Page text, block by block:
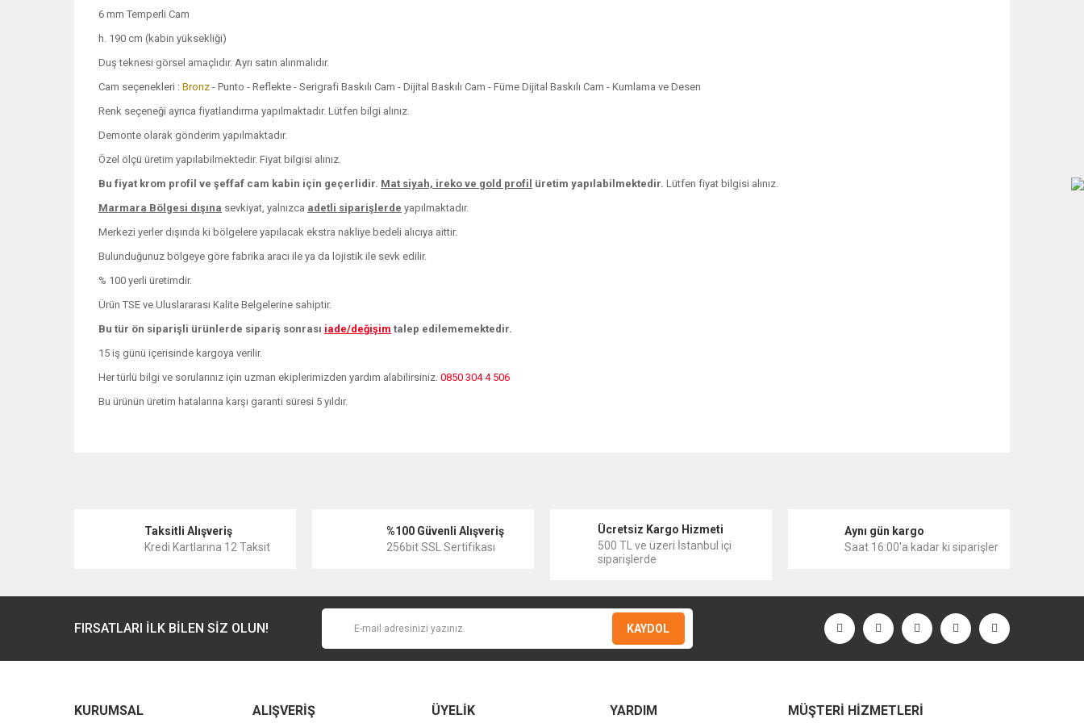
6 mm Temperli Cam
h. 190 cm (kabin yüksekliği)
Duş teknesi görsel amaçlıdır. Ayrı satın alınmalıdır.
Cam seçenekleri : Bronz - Punto - Reflekte - Serigrafi Baskılı Cam - Dijital Baskılı Cam - Füme Dijital Baskılı Cam - Kumlama ve Desen
Renk seçeneği ayrıca fiyatlandırma yapılmaktadır. Lütfen bilgi alınız.
Demonte olarak gönderim yapılmaktadır.
Özel ölçü üretim yapılabilmektedir. Fiyat bilgisi alınız.
Bu fiyat krom profil ve şeffaf cam kabin için geçerlidir. Mat siyah, ireko ve gold profil üretim yapılabilmektedir. Lütfen fiyat bilgisi alınız.
Marmara Bölgesi dışına sevkiyat, yalnızca adetli siparişlerde yapılmaktadır.
Merkezi yerler dışında ki bölgelere yapılacak ekstra nakliye bedeli alıcıya aittir.
Bulunduğunuz bölgeye göre fabrika aracı ile ya da lojistik ile sevk edilir.
% 100 yerli üretimdir.
Ürün TSE ve Uluslararası Kalite Belgelerine sahiptir.
Bu tür ön siparişli ürünlerde sipariş sonrası iade/değişim talep edilememektedir.
15 iş günü içerisinde kargoya verilir.
Her türlü bilgi ve sorularınız için uzman ekiplerimizden yardım alabilirsiniz. 0850 304 4 506
Bu ürünün üretim hatalarına karşı garanti süresi 5 yıldır.
Ürün resmi kalitesiz, bozuk veya görüntülenemiyor.
Ürün fiyatı diğer sitelerden daha pahalı.
Taksitli Alışveriş
Kredi Kartlarına 12 Taksit
%100 Güvenli Alışveriş
256bit SSL Sertifikası
Ücretsiz Kargo Hizmeti
500 TL ve üzeri İstanbul içi
siparişlerde
Aynı gün kargo
Saat 16:00'a kadar ki siparişler
FIRSATLARI İLK BİLEN SİZ OLUN! KAYDOL
KURUMSAL ALIŞVERİŞ ÜYELİK YARDIM MÜŞTERİ HİZMETLERİ